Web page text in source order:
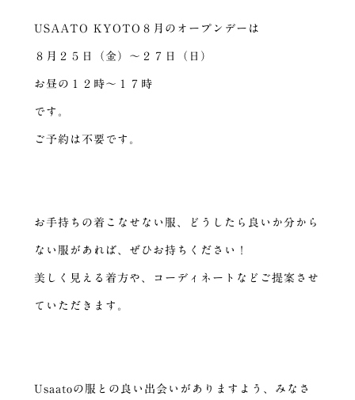
USAATO KYOTO８月のオープンデーは
８月２５日（金）〜２７日（日）
お昼の１２時〜１７時
です。
ご予約は不要です。
お手持ちの着こなせない服、どうしたら良いか分から
ない服があれば、ぜひお持ちください！
美しく見える着方や、コーディネートなどご提案させ
ていただきます。
Usaatoの服との良い出会いがありますよう、みなさ